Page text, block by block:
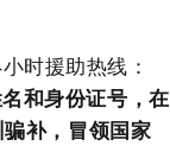
时援助热线：
和身份证号，在
补，冒领国家